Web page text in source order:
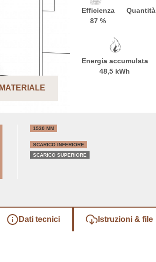
MATERIALE
Efficienza
87 %
Energia accumulata
48,5 kWh
1530 MM
SCARICO INFERIORE
SCARICO SUPERIORE
Dati tecnici Istruzioni & file